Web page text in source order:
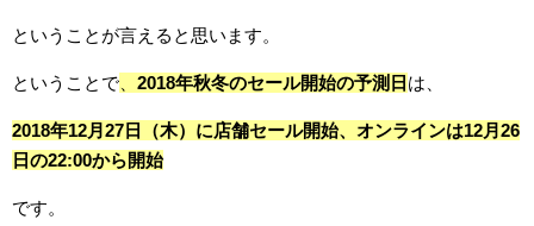
ということが言えると思います。
ということで 2018年秋冬のセール開始の予測日 は、
2018年12月27日（木）に店舗セール開始、オンラインは12月26
日の22:00から開始
です。